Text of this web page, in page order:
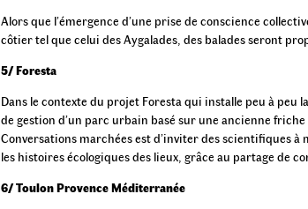
Alors que l’émergence d’une prise de conscience
côtier tel que celui des Aygalades, des balades seront
5/ Foresta
Dans le contexte du projet Foresta qui installe peu à peu
de gestion d’un parc urbain basé sur une ancienne
Conversations marchées est d’inviter des scientifiques
les histoires écologiques des lieux, grâce au partage de
6/Toulon Provence Méditerranée